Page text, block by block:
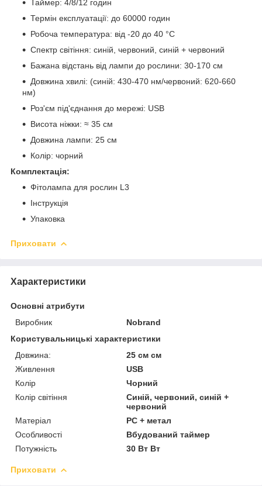
Таймер: 4/8/12 годин
Термін експлуатації: до 60000 годин
Робоча температура: від -20 до 40 °C
Спектр світіння: синій, червоний, синій + червоний
Бажана відстань від лампи до рослини: 30-170 см
Довжина хвилі: (синій: 430-470 нм/червоний: 620-660
нм)
Роз'єм під'єднання до мережі: USB
Висота ніжки: ≈ 35 см
Довжина лампи: 25 см
Колір: чорний
Комплектація:
Фітолампа для рослин L3
Інструкція
Упаковка
Приховати
Характеристики
Основні атрибути
Виробник
Nobrand
Користувальницькі характеристики
Довжина:
25 см см
Живлення
USB
Колір
Чорний
Колір світіння
Синій, червоний, синій +
червоний
Матеріал
PC + метал
Особливості
Вбудований таймер
Потужність
30 Вт Вт
Приховати